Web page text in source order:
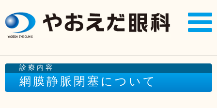
診療内容
網膜静脈閉塞について